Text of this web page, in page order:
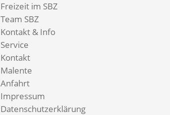
Freizeit im SBZ
Team SBZ
Kontakt & Info
Service
Kontakt
Malente
Anfahrt
Impressum
Datenschutzerklärung